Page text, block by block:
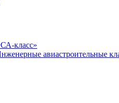
класс»
авиастроительные